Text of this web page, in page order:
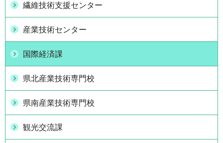
繊維技術支援センター
産業技術センター
国際経済課
県北産業技術専門校
県南産業技術専門校
観光交流課